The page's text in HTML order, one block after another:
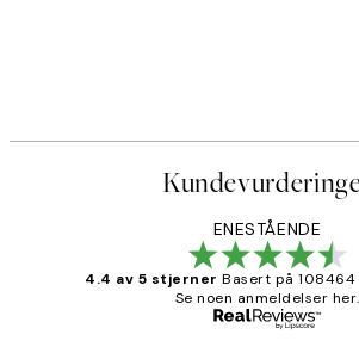
ENESTÅENDE
4.4 av 5 stjerner Basert på
Se noen anmeldelser her.